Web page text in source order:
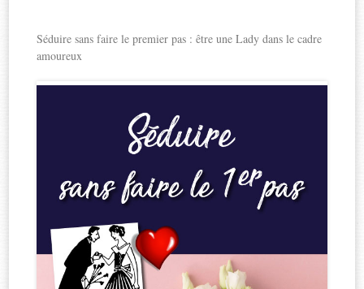
Séduire sans faire le premier pas : être une Lady dans le cadre
amoureux